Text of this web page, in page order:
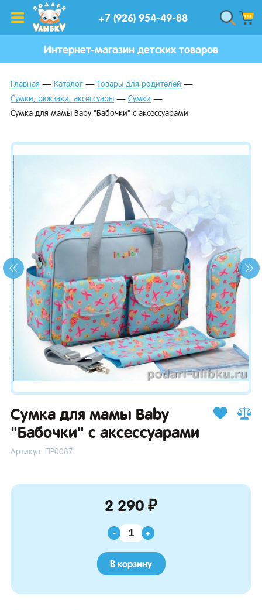
+7 (926) 954-49-88
Интернет-магазин детских товаров
Главная Каталог
Товары для родителей
Сумки, рюкзаки, аксессуары
Сумки
Сумка для мамы Baby "Бабочки" с аксессуарами
Сумка для мамы Baby
"Бабочки" с аксессуарами
Артикул: ПР0087
2 290 ₽
- +
В корзину